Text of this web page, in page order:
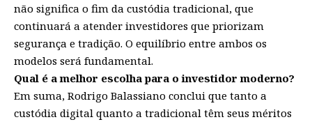
não significa o fim da custódia tradicional, que
continuará a atender investidores que priorizam
segurança e tradição. O equilíbrio entre ambos os
modelos será fundamental.
Qual é a melhor escolha para o investidor moderno?
Em suma, Rodrigo Balassiano conclui que tanto a
custódia digital quanto a tradicional têm seus méritos